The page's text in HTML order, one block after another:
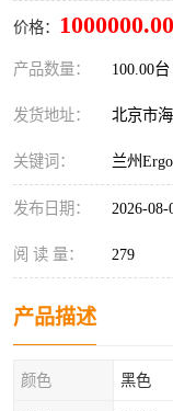
价格： 1000000.00
产品数量： 100.00台
发货地址： 北京市
关键词： 兰州
发布日期： 2026-08-
阅 读 量： 279
产品描述
颜色 黑色